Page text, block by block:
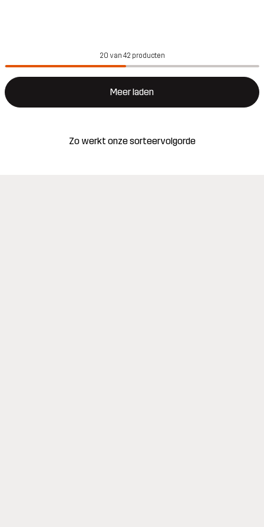
20 van 42 producten
Meer laden
Zo werkt onze sorteervolgorde